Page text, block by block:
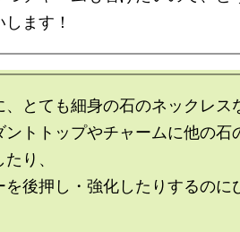
、とても細身の石のネックレス
ントトップやチャームに他の石
り、
を後押し・強化したりするのに